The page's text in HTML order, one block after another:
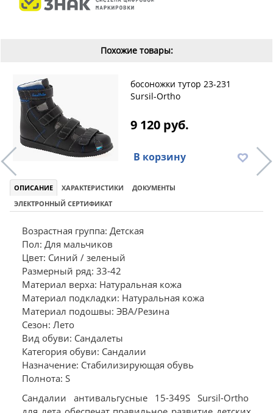
Похожие товары:
босоножки тутор 23-231
Sursil-Ortho
9 120 руб.
В корзину
ОПИСАНИЕ ХАРАКТЕРИСТИКИ
ДОКУМЕНТЫ
ЭЛЕКТРОННЫЙ СЕРТИФИКАТ
Возрастная группа: Детская
Пол: Для мальчиков
Цвет: Синий / зеленый
Размерный ряд: 33-42
Материал верха: Натуральная кожа
Материал подкладки: Натуральная кожа
Материал подошвы: ЭВА/Резина
Сезон: Лето
Вид обуви: Сандалеты
Категория обуви: Сандалии
Назначение: Стабилизирующая обувь
Полнота: S
Сандалии антивальгусные 15-349S Sursil-Ortho